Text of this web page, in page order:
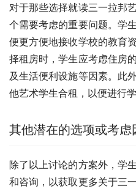
对于那些选择就读三一拉邦
个需要考虑的重要问题。学
便更方便地接收学校的教育
择租房时，学生应考虑住房
及生活便利设施等因素。此
他艺术学生合租，以便进行
其他潜在的选项或考虑
除了以上讨论的方案外，学
和咨询，以获取更多关于三